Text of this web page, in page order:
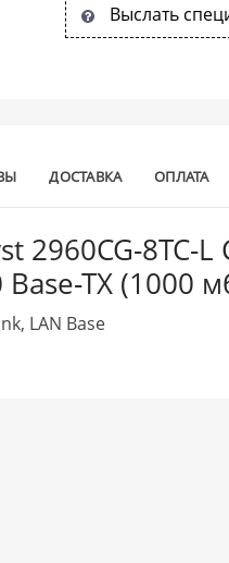
Выслать
ДОСТАВКА ОПЛАТА
2960CG-8TC-
Base-TX (1000
LAN Base